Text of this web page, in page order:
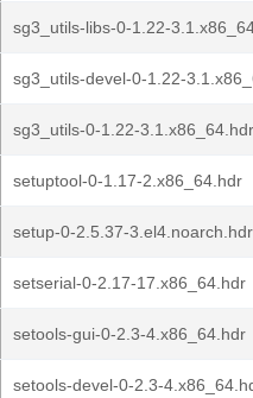
sg3_utils-libs-0-1.22-
sg3_utils-devel-0-1.22-
sg3_utils-0-1.22-3.1.x86_64.hdr
setuptool-0-1.17-2.x86_64.hdr
setup-0-2.5.37-3.el4.noarch.hdr
setserial-0-2.17-17.x86_64.hdr
setools-gui-0-2.3-4.x86_64.hdr
setools-devel-0-2.3-